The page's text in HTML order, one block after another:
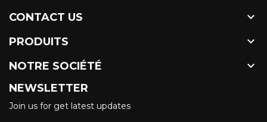
CONTACT US 
PRODUITS 
NOTRE SOCIÉTÉ 
NEWSLETTER
Join us for get latest updates